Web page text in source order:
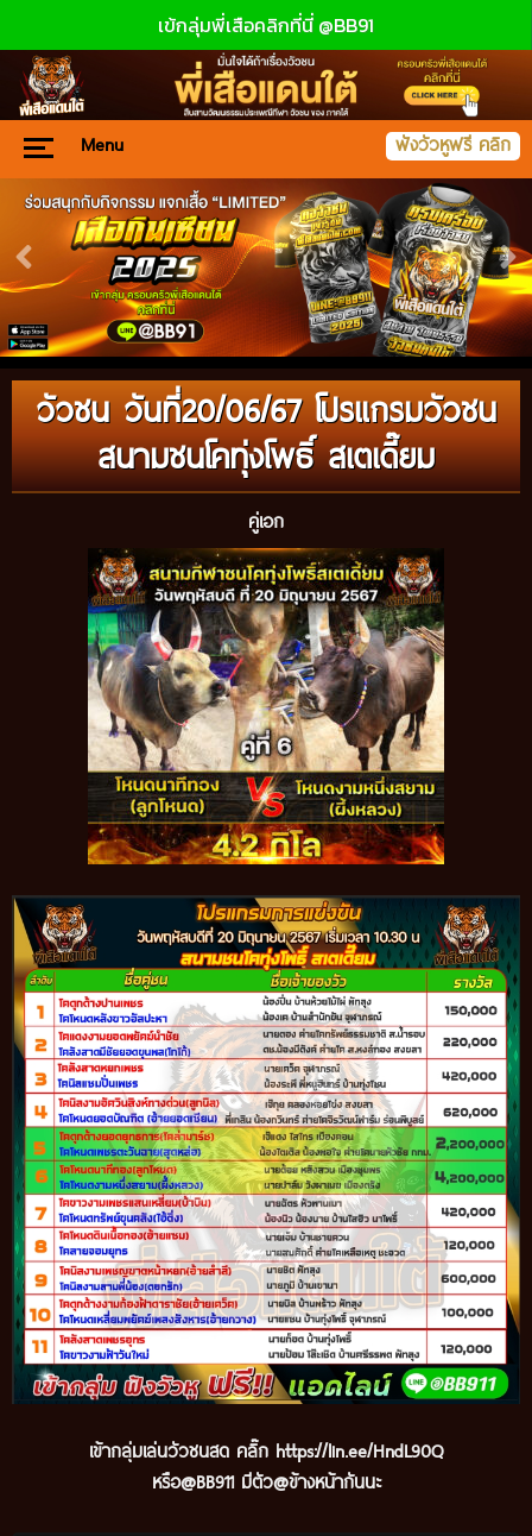
เข้กลุ่มพี่เสือคลิกที่นี่ @BB91
Menu ฟังวัวหูฟรี คลิก
วัวชน วันที่20/06/67 โปรแกรมวัวชน
สนามชนโคทุ่งโพธิ์ สเตเดี๊ยม
คู่เอก
เข้ากลุ่มเล่นวัวชนสด คลิ๊ก https://lin.ee/HndL90Q
หรือ@BB911 มีตัว@ข้างหน้ากันนะ